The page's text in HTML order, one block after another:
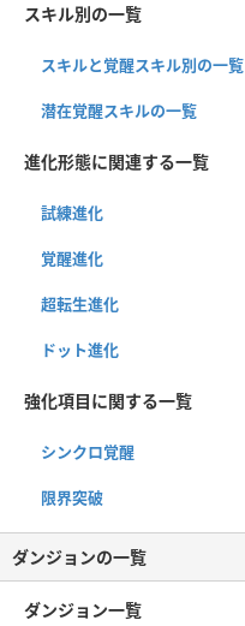
スキル別の一覧
スキルと覚醒スキル別の一覧
潜在覚醒スキルの一覧
進化形態に関連する一覧
試練進化
覚醒進化
超転生進化
ドット進化
強化項目に関する一覧
シンクロ覚醒
限界突破
ダンジョンの一覧
ダンジョン一覧